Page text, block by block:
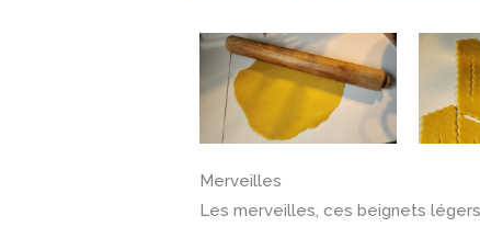
Merveilles
Les merveilles, ces beignets